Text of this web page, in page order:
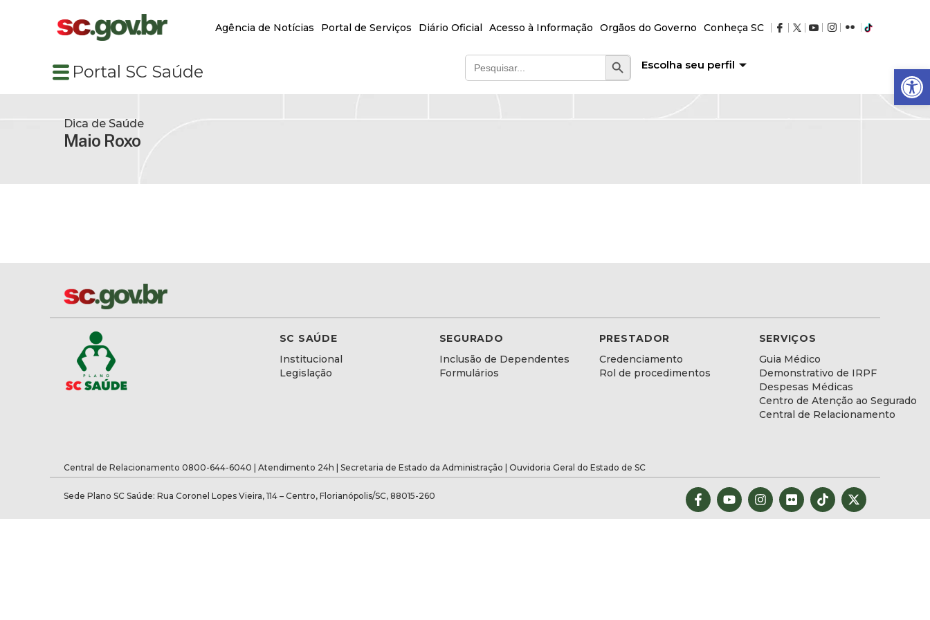
Abrir a barra de ferramentas
Agência de Notícias Portal de Serviços Diário Oficial Acesso à Informação Orgãos do Governo Conheça SC
Portal SC Saúde
Search
for:
SEARCH BUTTON
Escolha seu perfil
Maio Roxo
Dica de Saúde
SC SAÚDE
Institucional
Legislação
SEGURADO
Inclusão de Dependentes
Formulários
PRESTADOR
Credenciamento
Rol de procedimentos
SERVIÇOS
Guia Médico
Demonstrativo de IRPF
Despesas Médicas
Centro de Atenção ao Segurado
Central de Relacionamento
Central de Relacionamento 0800-644-6040 | Atendimento 24h | Secretaria de Estado da Administração | Ouvidoria Geral do Estado de SC
Sede Plano SC Saúde: Rua Coronel Lopes Vieira, 114 – Centro, Florianópolis/SC, 88015-260